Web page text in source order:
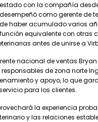
con la compañía desde
como gerente de
haber acumulado varios
equivalente con otras
antes de unirse a
nacional de ventas Bryan
de zona norte
y apoyo, lo que
para los clientes.
la experiencia
y las relaciones